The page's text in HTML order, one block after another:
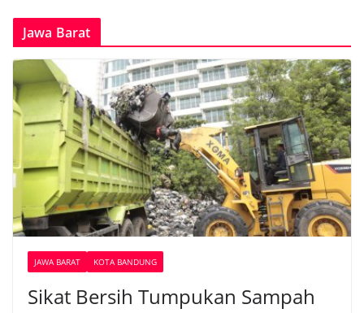
Jawa Barat
JAWA BARAT KOTA BANDUNG
Sikat Bersih Tumpukan Sampah